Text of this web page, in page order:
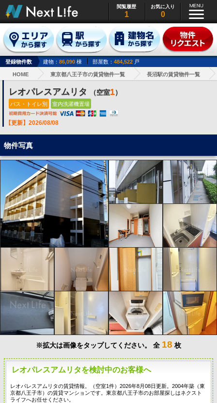
閲覧履歴
1
お気に入り
0
登録物件数 建物： 86,090 棟 部屋数： 484,522 戸
HOME 東京都八王子市の賃貸物件一覧 長沼駅の賃貸物件一覧
レオパレスアムリタ （空室1）
バス・トイレ別 室内洗濯機置場
【更新】2026/08/08
物件写真
※拡大は画像をタップしてください。 全 18 枚
レオパレスアムリタを検討中のお客様へ
レオパレスアムリタの賃貸情報。（空室1件）2026年8月08日更新。2004年築（東
京都八王子市）の賃貸マンションです。東京都八王子市のお部屋探しはネクスト
ライフへお任せください。